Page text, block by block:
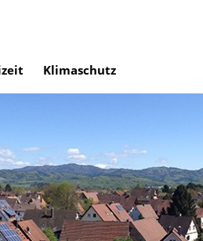
Klimaschutz